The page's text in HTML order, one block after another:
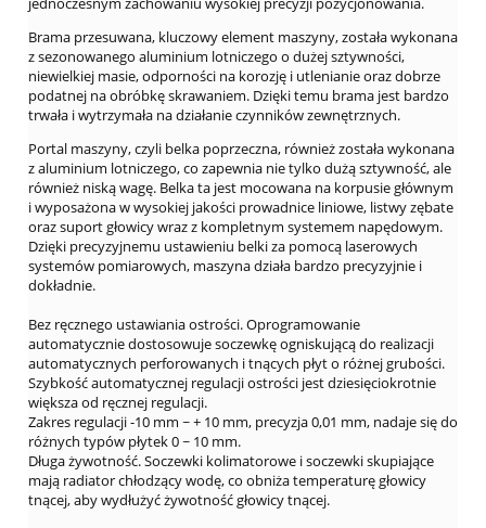
Brama przesuwana, kluczowy element maszyny, została wykonana
z sezonowanego aluminium lotniczego o dużej sztywności,
niewielkiej masie, odporności na korozję i utlenianie oraz dobrze
podatnej na obróbkę skrawaniem. Dzięki temu brama jest bardzo
trwała i wytrzymała na działanie czynników zewnętrznych.
Portal maszyny, czyli belka poprzeczna, również została wykonana
z aluminium lotniczego, co zapewnia nie tylko dużą sztywność, ale
również niską wagę. Belka ta jest mocowana na korpusie głównym
i wyposażona w wysokiej jakości prowadnice liniowe, listwy zębate
oraz suport głowicy wraz z kompletnym systemem napędowym.
Dzięki precyzyjnemu ustawieniu belki za pomocą laserowych
systemów pomiarowych, maszyna działa bardzo precyzyjnie i
dokładnie.
Bez ręcznego ustawiania ostrości. Oprogramowanie
automatycznie dostosowuje soczewkę ogniskującą do realizacji
automatycznych perforowanych i tnących płyt o różnej grubości.
Szybkość automatycznej regulacji ostrości jest dziesięciokrotnie
większa od ręcznej regulacji.
Zakres regulacji -10 mm ~ + 10 mm, precyzja 0,01 mm, nadaje się do
różnych typów płytek 0 ~ 10 mm.
Długa żywotność. Soczewki kolimatorowe i soczewki skupiające
mają radiator chłodzący wodę, co obniża temperaturę głowicy
tnącej, aby wydłużyć żywotność głowicy tnącej.